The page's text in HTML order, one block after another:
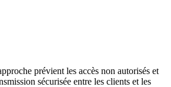
prévient les accès non autorisés et
sécurisée entre les clients et les